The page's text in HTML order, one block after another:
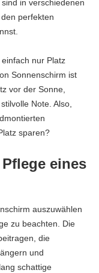
in verschiedenen
perfekten
nur Platz
Sonnenschirm ist
vor der Sonne,
Note. Also,
sparen?
eines
auszuwählen
zu beachten. Die
die
und
schattige